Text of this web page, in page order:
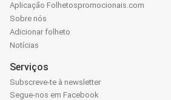
Aplicação Folhetospromocionais.com
Sobre nós
Adicionar folheto
Notícias
Serviços
Subscreve-te à newsletter
Segue-nos em Facebook